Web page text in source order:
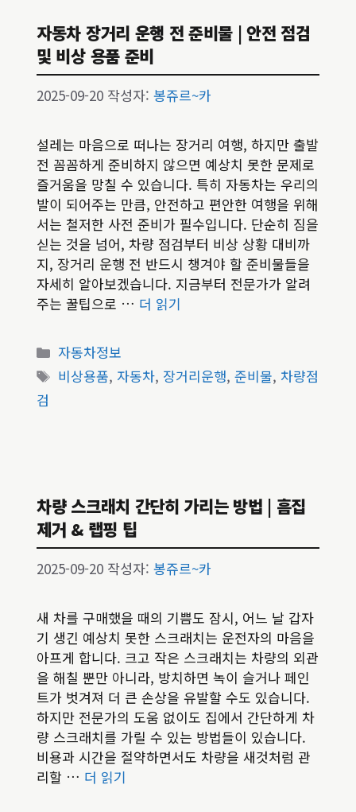
자동차 장거리 운행 전 준비물 | 안전 점검
및 비상 용품 준비
2025-09-20 작성자: 봉쥬르~카
설레는 마음으로 떠나는 장거리 여행, 하지만 출발
전 꼼꼼하게 준비하지 않으면 예상치 못한 문제로
즐거움을 망칠 수 있습니다. 특히 자동차는 우리의
발이 되어주는 만큼, 안전하고 편안한 여행을 위해
서는 철저한 사전 준비가 필수입니다. 단순히 짐을
싣는 것을 넘어, 차량 점검부터 비상 상황 대비까
지, 장거리 운행 전 반드시 챙겨야 할 준비물들을
자세히 알아보겠습니다. 지금부터 전문가가 알려
주는 꿀팁으로 … 더 읽기
카
테
고
자동차정보
태
비상용품, 자동차, 장거리운행,준비물, 차량점
검
차량 스크래치 간단히 가리는 방법 | 흠집
제거 & 랩핑 팁
2025-09-20 작성자: 봉쥬르~카
새 차를 구매했을 때의 기쁨도 잠시, 어느 날 갑자
기 생긴 예상치 못한 스크래치는 운전자의 마음을
아프게 합니다. 크고 작은 스크래치는 차량의 외관
을 해칠 뿐만 아니라, 방치하면 녹이 슬거나 페인
트가 벗겨져 더 큰 손상을 유발할 수도 있습니다.
하지만 전문가의 도움 없이도 집에서 간단하게 차
량 스크래치를 가릴 수 있는 방법들이 있습니다.
비용과 시간을 절약하면서도 차량을 새것처럼 관
리할 … 더 읽기